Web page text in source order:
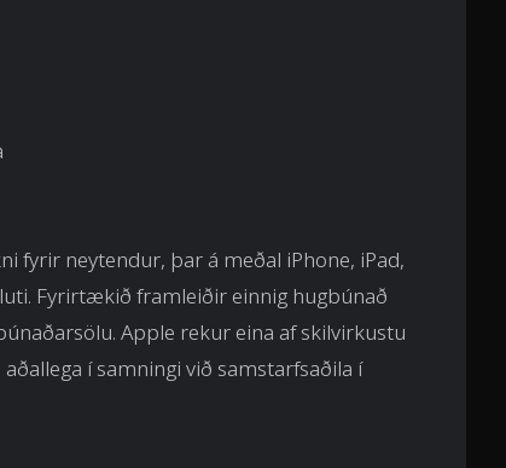
fyrir neytendur, þar á meðal iPhone, iPad,
Fyrirtækið framleiðir einnig hugbúnað
Apple rekur eina af skilvirkustu
í samningi við samstarfsaðila í